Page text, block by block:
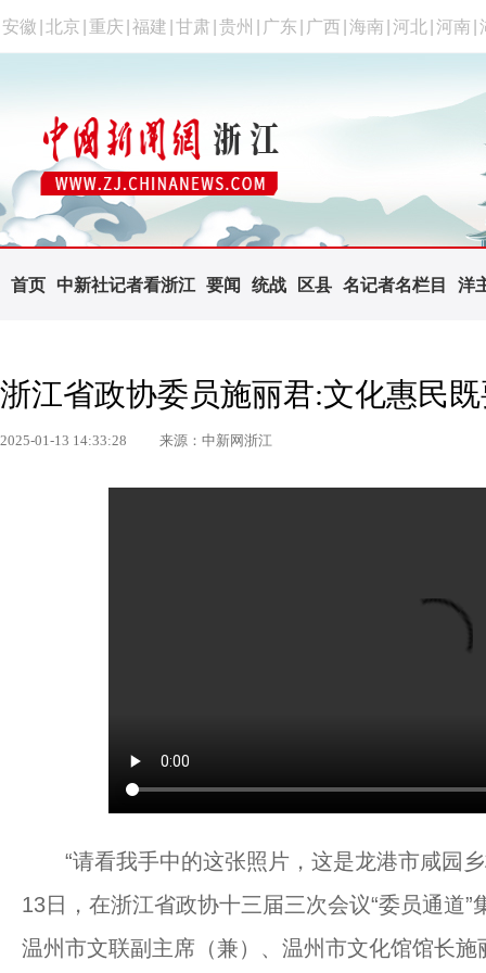
安徽 北京 重庆 福建 甘肃 贵州 广东 广西 海南 河北 河南
首页 中新社记者看浙江 要闻 统战 区县 名记者名栏目 洋
浙江省政协委员施丽君:文化惠民
2025-01-13 14:33:28 来源：中新网浙江
“请看我手中的这张照片，这是龙港市咸园乡
13日，在浙江省政协十三届三次会议“委员通道
温州市文联副主席（兼）、温州市文化馆馆长施